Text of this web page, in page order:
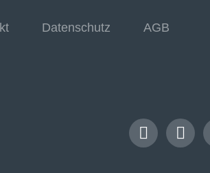
Datenschutz AGB